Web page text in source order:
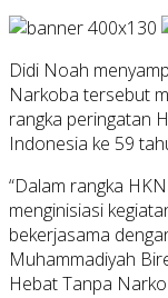
Didi Noah
Narkoba tersebut
rangka peringatan
Indonesia ke 59
“Dalam rangka
menginisiasi
bekerjasama
Muhammadiyah
Hebat Tanpa